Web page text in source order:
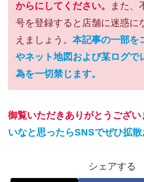
からにしてください。
また、
号を登録すると店舗に迷惑に
えましょう。 本記事の一部を
やネット地図および某ログで
為を一切禁じます。
御覧いただきありがとうござい
いなと思ったらSNSでぜひ拡散
シェアする